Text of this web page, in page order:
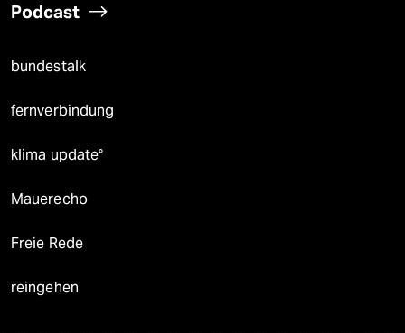
Podcast
bundestalk
fernverbindung
klima update°
Mauerecho
Freie Rede
reingehen